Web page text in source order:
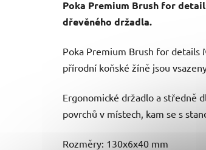
Poka Premium Brush for
dřevěného držadla.
Poka Premium Brush for
přírodní koňské žíně jsou
Ergonomické držadlo a středně
povrchů v místech, kam se s
Rozměry: 130x6x40 mm